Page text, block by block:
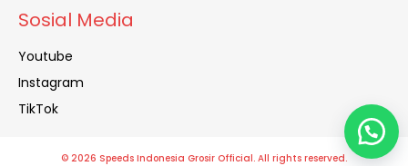
Sosial Media
Youtube
Instagram
TikTok
© 2026 Speeds Indonesia Grosir Official. All rights reserved.